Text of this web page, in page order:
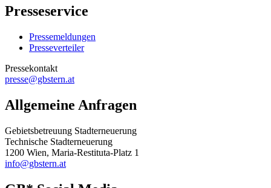
Presseservice
Pressemeldungen
Presseverteiler
Pressekontakt
presse@gbstern.at
Allgemeine Anfragen
Gebietsbetreuung Stadterneuerung
Technische Stadterneuerung
1200 Wien, Maria-Restituta-Platz 1
info@gbstern.at